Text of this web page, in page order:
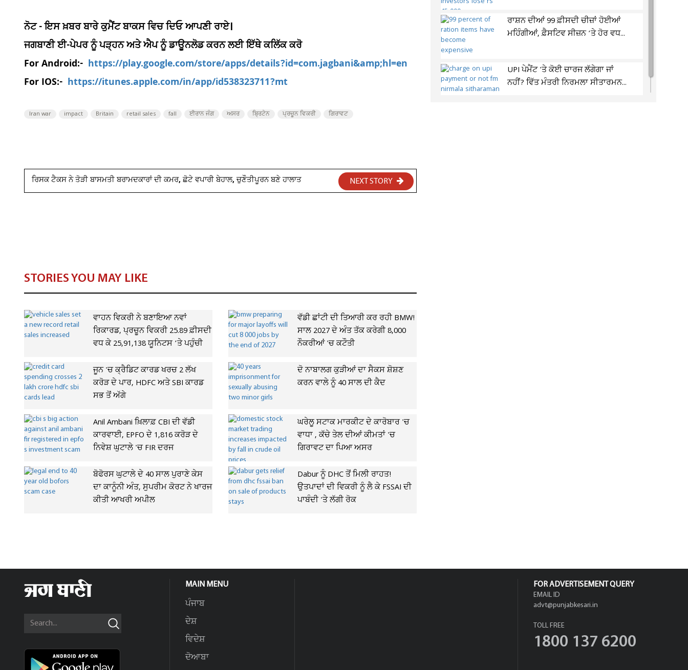
ਨੋਟ - ਇਸ ਖ਼ਬਰ ਬਾਰੇ ਕੁਮੈਂਟ ਬਾਕਸ ਵਿਚ ਦਿਓ ਆਪਣੀ ਰਾਏ।
ਜਗਬਾਣੀ ਈ-ਪੇਪਰ ਨੂੰ ਪੜ੍ਹਨ ਅਤੇ ਐਪ ਨੂੰ ਡਾਊਨਲੋਡ ਕਰਨ ਲਈ ਇੱਥੇ ਕਲਿੱਕ ਕਰੋ
For Android:- https://play.google.com/store/apps/details?id=com.jagbani&amp;hl=en
For IOS:- https://itunes.apple.com/in/app/id538323711?mt
Iran war impact Britain retail sales fall ਈਰਾਨ ਜੰਗ ਅਸਰ ਬ੍ਰਿਟੇਨ ਪ੍ਰਚੂਨ ਵਿਕਰੀ ਗਿਰਾਵਟ
ਰਿਸਕ ਟੈਕਸ ਨੇ ਤੋੜੀ ਬਾਸਮਤੀ ਬਰਾਮਦਕਾਰਾਂ ਦੀ ਕਮਰ, ਛੋਟੇ ਵਪਾਰੀ ਬੇਹਾਲ, ਚੁਣੌਤੀਪੂਰਨ ਬਣੇ ਹਾਲਾਤ NEXT STORY
STORIES YOU MAY LIKE
ਵਾਹਨ ਵਿਕਰੀ ਨੇ ਬਣਾਇਆ ਨਵਾਂ
ਰਿਕਾਰਡ, ਪ੍ਰਚੂਨ ਵਿਕਰੀ 25.89 ਫ਼ੀਸਦੀ
ਵਧ ਕੇ 25,91,138 ਯੂਨਿਟਸ ’ਤੇ ਪਹੁੰਚੀ
ਵੱਡੀ ਛਾਂਟੀ ਦੀ ਤਿਆਰੀ ਕਰ ਰਹੀ BMW!
ਸਾਲ 2027 ਦੇ ਅੰਤ ਤੱਕ ਕਰੇਗੀ 8,000
ਨੌਕਰੀਆਂ 'ਚ ਕਟੌਤੀ
ਜੂਨ 'ਚ ਕ੍ਰੈਡਿਟ ਕਾਰਡ ਖਰਚ 2 ਲੱਖ
ਕਰੋੜ ਦੇ ਪਾਰ, HDFC ਅਤੇ SBI ਕਾਰਡ
ਸਭ ਤੋਂ ਅੱਗੇ
ਦੋ ਨਾਬਾਲਗ ਕੁੜੀਆਂ ਦਾ ਸੈਕਸ ਸ਼ੋਸ਼ਣ
ਕਰਨ ਵਾਲੇ ਨੂੰ 40 ਸਾਲ ਦੀ ਕੈਦ
Anil Ambani ਖ਼ਿਲਾਫ਼ CBI ਦੀ ਵੱਡੀ
ਕਾਰਵਾਈ, EPFO ਦੇ 1,816 ਕਰੋੜ ਦੇ
ਨਿਵੇਸ਼ ਘੁਟਾਲੇ 'ਚ FIR ਦਰਜ
ਘਰੇਲੂ ਸਟਾਕ ਮਾਰਕੀਟ ਦੇ ਕਾਰੋਬਾਰ 'ਚ
ਵਾਧਾ , ਕੱਚੇ ਤੇਲ ਦੀਆਂ ਕੀਮਤਾਂ 'ਚ
ਗਿਰਾਵਟ ਦਾ ਪਿਆ ਅਸਰ
ਬੋਫੋਰਸ ਘੁਟਾਲੇ ਦੇ 40 ਸਾਲ ਪੁਰਾਣੇ ਕੇਸ
ਦਾ ਕਾਨੂੰਨੀ ਅੰਤ, ਸੁਪਰੀਮ ਕੋਰਟ ਨੇ ਖਾਰਜ
ਕੀਤੀ ਆਖਰੀ ਅਪੀਲ
Dabur ਨੂੰ DHC ਤੋਂ ਮਿਲੀ ਰਾਹਤ!
ਉਤਪਾਦਾਂ ਦੀ ਵਿਕਰੀ ਨੂੰ ਲੈ ਕੇ FSSAI ਦੀ
ਪਾਬੰਦੀ 'ਤੇ ਲੱਗੀ ਰੋਕ
ਰਾਸ਼ਨ ਦੀਆਂ 99 ਫ਼ੀਸਦੀ ਚੀਜ਼ਾਂ ਹੋਈਆਂ
ਮਹਿੰਗੀਆਂ, ਫ਼ੈਸਟਿਵ ਸੀਜ਼ਨ ’ਤੇ ਹੋਰ ਵਧ...
UPI ਪੇਮੈਂਟ 'ਤੇ ਕੋਈ ਚਾਰਜ ਲੱਗੇਗਾ ਜਾਂ
ਨਹੀਂ? ਵਿੱਤ ਮੰਤਰੀ ਨਿਰਮਲਾ ਸੀਤਾਰਮਨ...
MAIN MENU
ਪੰਜਾਬ
ਦੇਸ਼
ਵਿਦੇਸ਼
ਦੋਆਬਾ
FOR ADVERTISEMENT QUERY
EMAIL ID
advt@punjabkesari.in
TOLL FREE
1800 137 6200